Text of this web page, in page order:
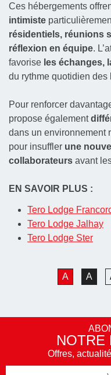
Ces hébergements
intimiste
résidentiels, réunions
réflexion en équipe.
favorise les échanges,
du rythme quotidien des
Pour renforcer
propose également
dans un environnement
pour insuffler une
collaborateurs avant
EN SAVOIR PLUS :
Tero Lodge
Tero Lodge Jalhay
Tero Lodge Ster
A A
NOTRE
Offres,